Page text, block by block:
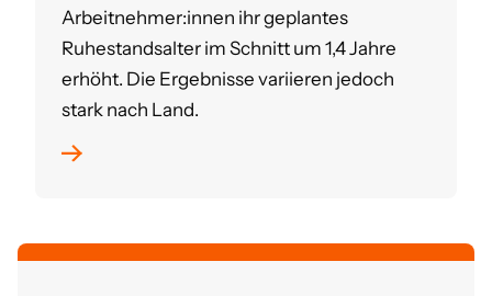
Arbeitnehmer:innen ihr geplantes
Ruhestandsalter im Schnitt um 1,4 Jahre
erhöht. Die Ergebnisse variieren jedoch
stark nach Land.